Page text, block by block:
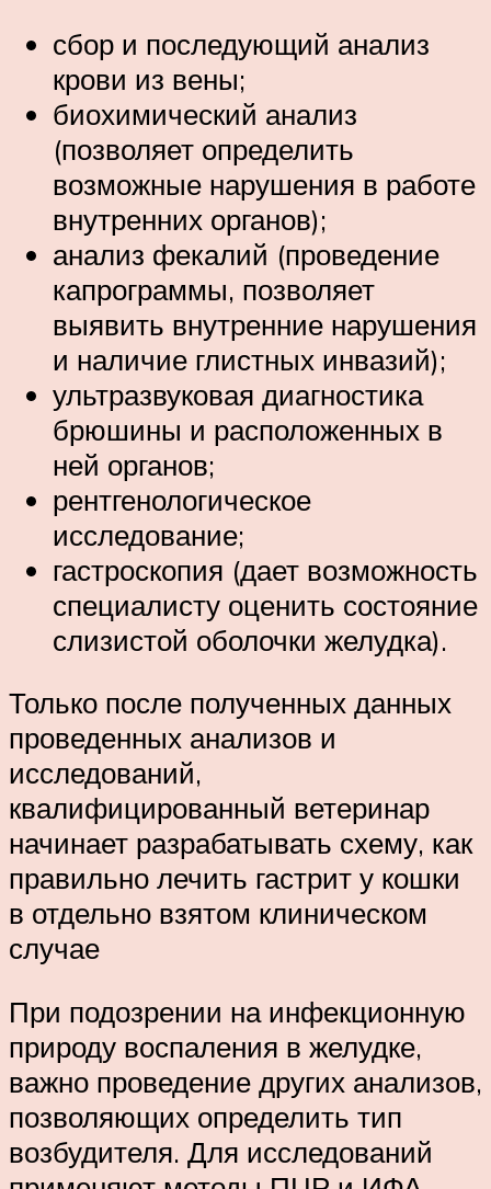
сбор и последующий анализ
крови из вены;
биохимический анализ
(позволяет определить
возможные нарушения в работе
внутренних органов);
анализ фекалий (проведение
капрограммы, позволяет
выявить внутренние нарушения
и наличие глистных инвазий);
ультразвуковая диагностика
брюшины и расположенных в
ней органов;
рентгенологическое
исследование;
гастроскопия (дает возможность
специалисту оценить состояние
слизистой оболочки желудка).
Только после полученных данных
проведенных анализов и
исследований,
квалифицированный ветеринар
начинает разрабатывать схему, как
правильно лечить гастрит у кошки
в отдельно взятом клиническом
случае
При подозрении на инфекционную
природу воспаления в желудке,
важно проведение других анализов,
позволяющих определить тип
возбудителя. Для исследований